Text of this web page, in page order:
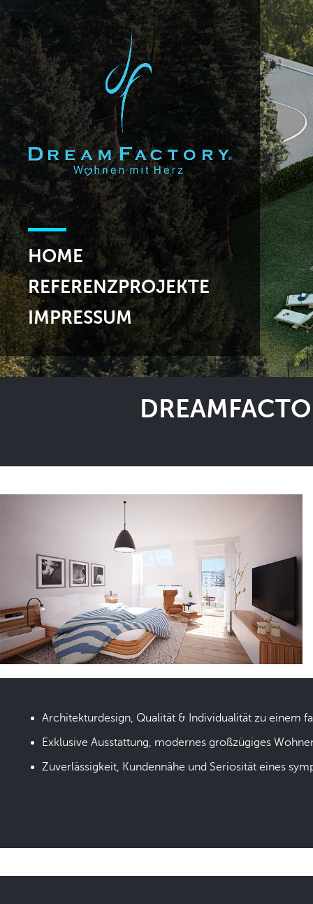
HOME
REFERENZPROJEKTE
IMPRESSUM
Architekturdesign, Qualität & Individualität zu einem
Exklusive Ausstattung, modernes großzügiges
Zuverlässigkeit, Kundennähe und Seriosität eines